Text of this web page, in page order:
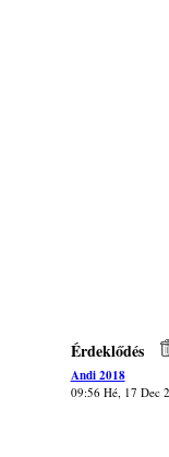
Érdeklődés
Andi 2018
09:56 Hé, 17 Dec